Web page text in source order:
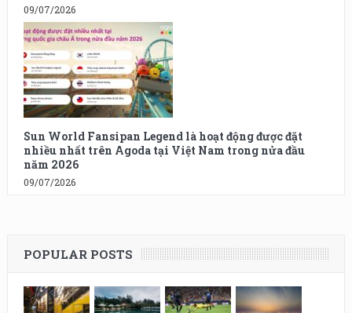
09/07/2026
Sun World Fansipan Legend là hoạt động được đặt
nhiều nhất trên Agoda tại Việt Nam trong nửa đầu
năm 2026
09/07/2026
POPULAR POSTS